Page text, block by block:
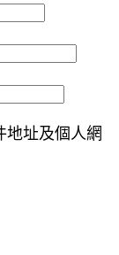
地址及個人網